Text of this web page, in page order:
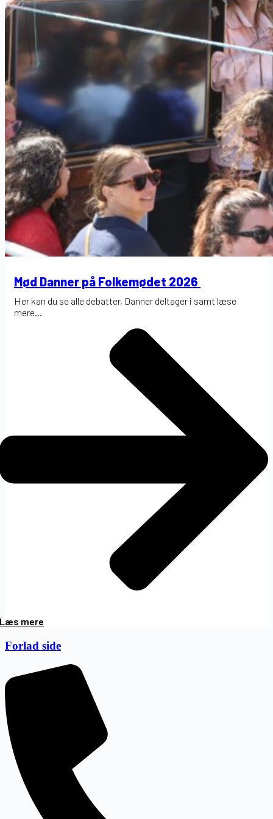
Mød Danner på Folkemødet 2026
Her kan du se alle debatter, Danner deltager i samt læse
mere...
Læs mere
Forlad side